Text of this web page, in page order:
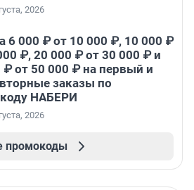
2026
6 000 ₽ от 10 000 ₽, 10 000 ₽
₽, 20 000 ₽ от 30 000 ₽ и
₽ от 50 000 ₽ на первый и
заказы по
НАБЕРИ
2026
промокоды